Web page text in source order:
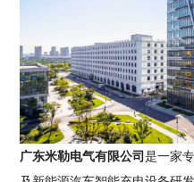
广东米勒电气有限公司是一家